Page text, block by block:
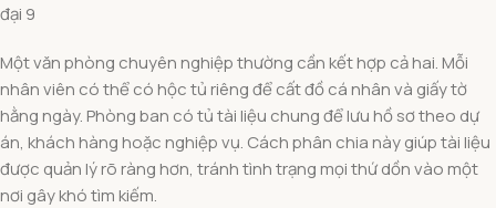
đại 9
Một văn phòng chuyên nghiệp thường cần kết hợp cả hai. Mỗi
nhân viên có thể có hộc tủ riêng để cất đồ cá nhân và giấy tờ
hằng ngày. Phòng ban có tủ tài liệu chung để lưu hồ sơ theo dự
án, khách hàng hoặc nghiệp vụ. Cách phân chia này giúp tài liệu
được quản lý rõ ràng hơn, tránh tình trạng mọi thứ dồn vào một
nơi gây khó tìm kiếm.